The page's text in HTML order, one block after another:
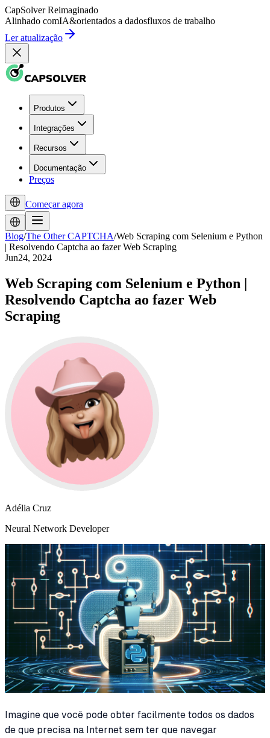
CapSolver Reimaginado
Alinhado comIA&orientados a dadosfluxos de trabalho
Ler atualização
Produtos
Integrações
Recursos
Documentação
Preços
Começar agora
Blog/The Other CAPTCHA/Web Scraping com Selenium e Python
| Resolvendo Captcha ao fazer Web Scraping
Jun24, 2024
Web Scraping com Selenium e Python |
Resolvendo Captcha ao fazer Web
Scraping
Adélia Cruz
Neural Network Developer
Imagine que você pode obter facilmente todos os dados
de que precisa na Internet sem ter que navegar